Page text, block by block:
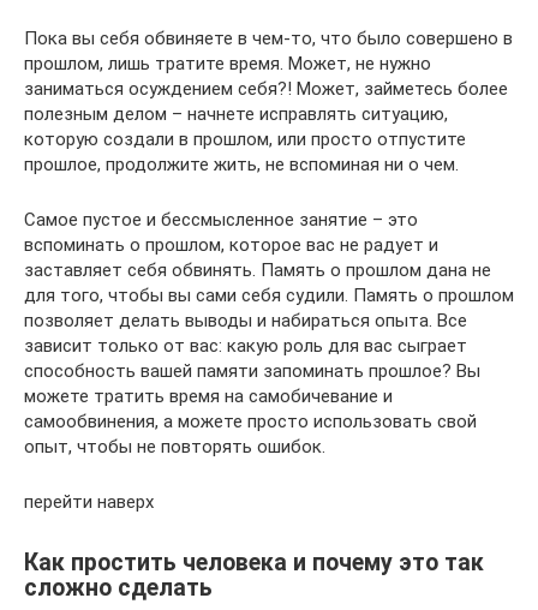
Пока вы себя обвиняете в чем-то, что было совершено в
прошлом, лишь тратите время. Может, не нужно
заниматься осуждением себя?! Может, займетесь более
полезным делом – начнете исправлять ситуацию,
которую создали в прошлом, или просто отпустите
прошлое, продолжите жить, не вспоминая ни о чем.
Самое пустое и бессмысленное занятие – это
вспоминать о прошлом, которое вас не радует и
заставляет себя обвинять. Память о прошлом дана не
для того, чтобы вы сами себя судили. Память о прошлом
позволяет делать выводы и набираться опыта. Все
зависит только от вас: какую роль для вас сыграет
способность вашей памяти запоминать прошлое? Вы
можете тратить время на самобичевание и
самообвинения, а можете просто использовать свой
опыт, чтобы не повторять ошибок.
перейти наверх
Как простить человека и почему это так
сложно сделать